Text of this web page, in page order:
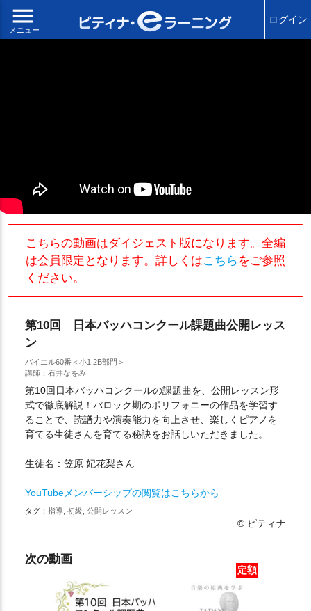
menu
メニュー
ログイン
こちらの動画はダイジェスト版になります。全編
は会員限定となります。詳しくはこちら をご参照
ください。
第10回 日本バッハコンクール課題曲公開レッス
ン
バイエル60番＜小1,2B部門＞
講師：石井なをみ
第10回日本バッハコンクールの課題曲を、公開レッスン形
式で徹底解説！バロック期のポリフォニーの作品を学習す
ることで、読譜力や演奏能力を向上させ、楽しくピアノを
育てる生徒さんを育てる秘訣をお話しいただきました。
生徒名：笠原 妃花梨さん
YouTubeメンバーシップの閲覧はこちらから
タグ： 指導, 初級, 公開レッスン
© ピティナ
次の動画
定額